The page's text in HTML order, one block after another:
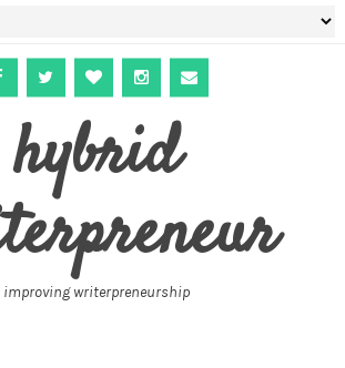
hybrid
improving writerpreneurship